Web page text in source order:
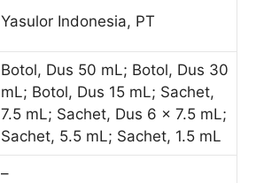
Yasulor Indonesia, PT
Botol, Dus 50 mL; Botol, Dus 30
mL; Botol, Dus 15 mL; Sachet,
7.5 mL; Sachet, Dus 6 x 7.5 mL;
Sachet, 5.5 mL; Sachet, 1.5 mL
–